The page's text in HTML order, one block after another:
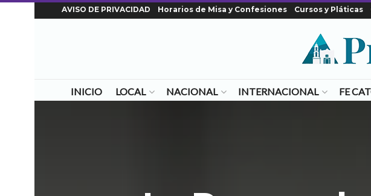
AVISO DE PRIVACIDAD Horarios de Misa y Confesiones Cursos y Pláticas
INICIO LOCAL NACIONAL INTERNACIONAL FE